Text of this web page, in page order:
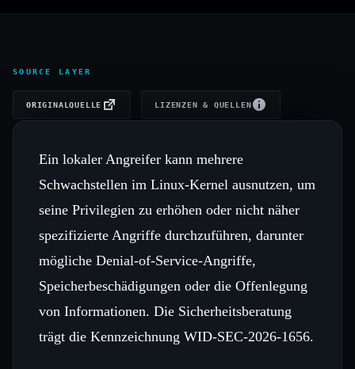
SOURCE LAYER
ORIGINALQUELLE LIZENZEN & QUELLEN
Ein lokaler Angreifer kann mehrere
Schwachstellen im Linux-Kernel ausnutzen, um
seine Privilegien zu erhöhen oder nicht näher
spezifizierte Angriffe durchzuführen, darunter
mögliche Denial-of-Service-Angriffe,
Speicherbeschädigungen oder die Offenlegung
von Informationen. Die Sicherheitsberatung
trägt die Kennzeichnung WID-SEC-2026-1656.